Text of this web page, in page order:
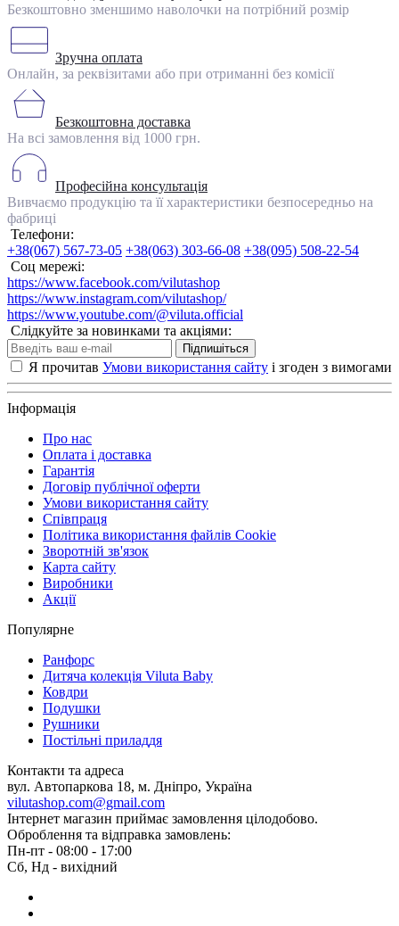
Безкоштовно зменшимо наволочки на потрібний розмір
Зручна оплата
Онлайн, за реквізитами або при отриманні без комісії
Безкоштовна доставка
На всі замовлення від 1000 грн.
Професійна консультація
Вивчаємо продукцію та її характеристики безпосередньо на
фабриці
Телефони:
+38(067) 567-73-05 +38(063) 303-66-08 +38(095) 508-22-54
Соц мережі:
https://www.facebook.com/vilutashop
https://www.instagram.com/vilutashop/
https://www.youtube.com/@viluta.official
Слідкуйте за новинками та акціями:
Підпишіться
Я прочитав Умови використання сайту і згоден з вимогами
Інформація
Про нас
Оплата і доставка
Гарантія
Договір публічної оферти
Умови використання сайту
Співпраця
Політика використання файлів Cookie
Зворотній зв'язок
Карта сайту
Виробники
Акції
Популярне
Ранфорс
Дитяча колекція Viluta Baby
Ковдри
Подушки
Рушники
Постільні приладдя
Контакти та адреса
вул. Автопаркова 18, м. Дніпро, Україна
vilutashop.com@gmail.com
Інтернет магазин приймає замовлення цілодобово.
Оброблення та відправка замовлень:
Пн-пт - 08:00 - 17:00
Сб, Нд - вихідний